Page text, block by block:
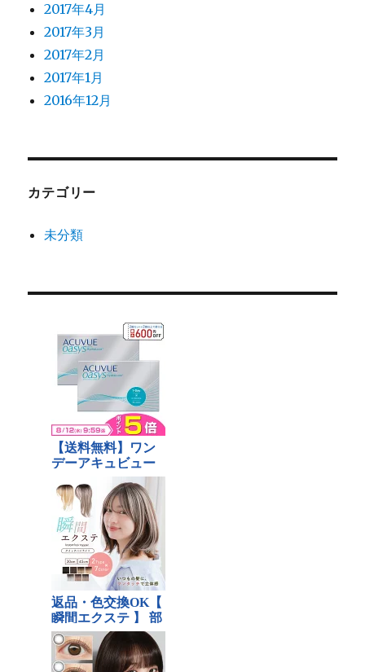
2017年4月
2017年3月
2017年2月
2017年1月
2016年12月
カテゴリー
未分類